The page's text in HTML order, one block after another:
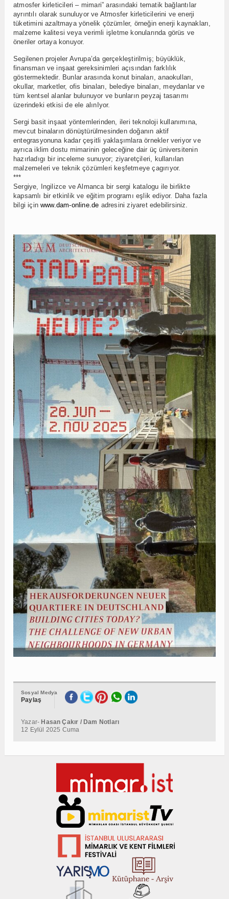
atmosfer kirleticileri – mimari” arasındaki tematik bağlantılar
ayrıntılı olarak sunuluyor ve Atmosfer kirleticilerini ve enerji
tüketimini azaltmaya yönelik çözümler, örneğin enerji kaynakları,
malzeme kalitesi veya verimli işletme konularında görüs ve
öneriler ortaya konuyor.
Segilenen projeler Avrupa’da gerçekleştirilmiş; büyüklük,
finansman ve inşaat gereksinimleri açısından farklılık
göstermektedir. Bunlar arasında konut binaları, anaokulları,
okullar, marketler, ofis binaları, belediye binaları, meydanlar ve
tüm kentsel alanlar bulunuyor ve bunların peyzaj tasarımı
üzerindeki etkisi de ele alınIyor.
Sergi basit inşaat yöntemlerinden, ileri teknoloji kullanımına,
mevcut binaların dönüştürülmesinden doğanın aktif
entegrasyonuna kadar çeşitli yaklaşımlara örnekler veriyor ve
ayrıca iklim dostu mimarinin geleceğine dair üç üniversitenin
hazırladıgı bir inceleme sunuyor; ziyaretçileri, kullanılan
malzemeleri ve teknik çözümleri keşfetmeye çagırıyor.
***
Sergiye, Ingilizce ve Almanca bir sergi katalogu ile birlikte
kapsamlı bir etkinlik ve eğitim programı eşlik ediyor. Daha fazla
bilgi içinwww.dam-online.de adresini ziyaret edebilirsiniz.
Sosyal Medya
Paylaş
Yazar-Hasan Çakır / Dam Notları
12 Eylül 2025 Cuma